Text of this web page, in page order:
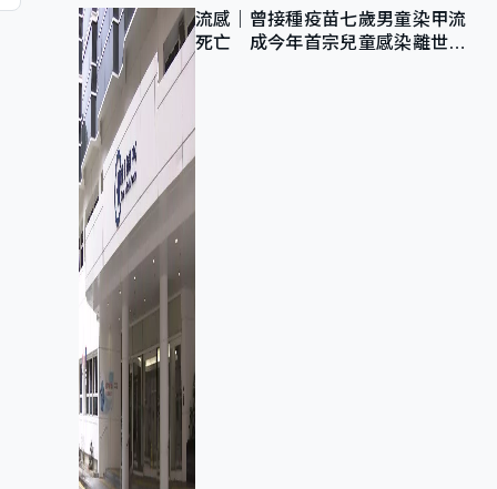
流感｜曾接種疫苗七歲男童染甲流
死亡 成今年首宗兒童感染離世個